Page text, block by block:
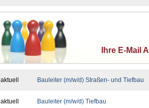
Ihre E-Mail
aktuell Bauleiter (m/w/d) Straßen- und Tiefbau
aktuell Bauleiter (m/w/d) Tiefbau